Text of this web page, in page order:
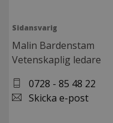
Sidansvarig
Malin Bardenstam
Vetenskaplig ledare
0728 - 85 48 22
Skicka e-post